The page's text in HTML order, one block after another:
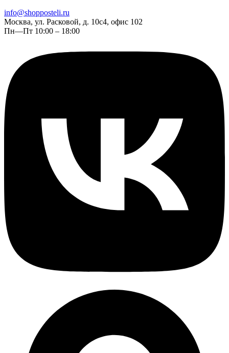
info@shopposteli.ru
Москва, ул. Расковой, д. 10с4, офис 102
Пн—Пт 10:00 – 18:00